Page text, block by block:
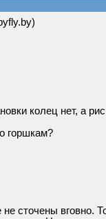
колец нет, а
горшкам?
сточены вговно.